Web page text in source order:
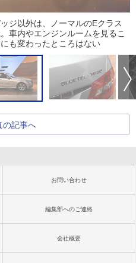
ジ以外は、ノーマルのEクラス
車内やエンジンルームを見るこ
も変わったところはない
の記事へ
お問い合わせ
編集部へのご連絡
会社概要